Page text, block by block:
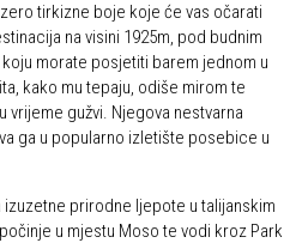
za 2026. godinu
tirkizne boje koje će vas očarati
na visini 1925m, pod budnim
morate posjetiti barem jednom u
kako mu tepaju, odiše mirom te
vrijeme gužvi. Njegova nestvarna
ga u popularno izletište posebice u
izuzetne prirodne ljepote u talijanskim
u mjestu Moso te vodi kroz Park